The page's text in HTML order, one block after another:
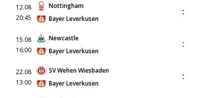
12.08
20:45
Nottingham
Bayer Leverkusen
:
15.08
16:00
Newcastle
Bayer Leverkusen
:
22.08
13:00
SV Wehen Wiesbaden
Bayer Leverkusen
: